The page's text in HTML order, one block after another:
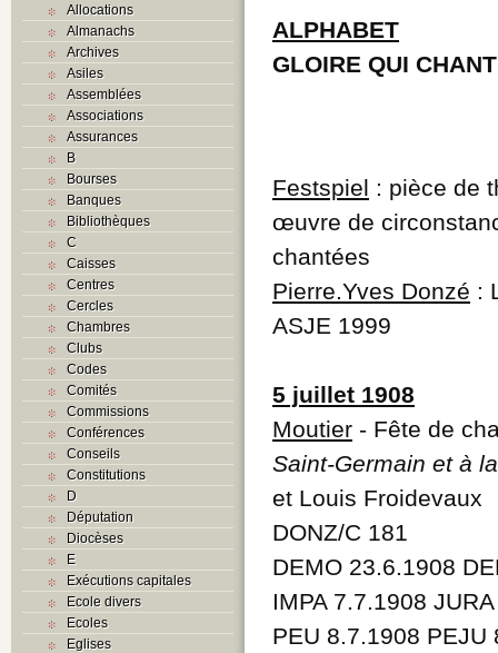
Allocations
Almanachs
Archives
Asiles
Assemblées
Associations
Assurances
B
Bourses
Banques
Bibliothèques
C
Caisses
Centres
Cercles
Chambres
Clubs
Codes
Comités
Commissions
Conférences
Conseils
Constitutions
D
Députation
Diocèses
E
Exécutions capitales
Ecole divers
Ecoles
Eglises
ALPHABET
GLOIRE QUI
Festspiel : pièce de
œuvre de
chantées
Pierre.Yves Donzé :
ASJE 1999
5 juillet 1908
Moutier - Fête de
Saint-Germain et à
et Louis Froidevaux
DONZ/C 181
DEMO 23.6.1908
IMPA 7.7.1908
PEU 8.7.1908 PEJU